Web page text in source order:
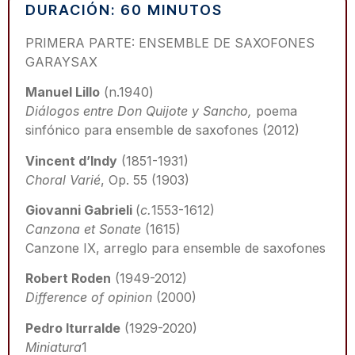
DURACIÓN: 60 MINUTOS
PRIMERA PARTE: ENSEMBLE DE SAXOFONES
GARAYSAX
Manuel Lillo (n.1940)
Diálogos entre Don Quijote y Sancho, poema
sinfónico para ensemble de saxofones (2012)
Vincent d’Indy (1851-1931)
Choral Varié, Op. 55 (1903)
Giovanni Gabrieli (c.1553-1612)
Canzona et Sonate (1615)
Canzone IX, arreglo para ensemble de saxofones
Robert Roden (1949-2012)
Difference of opinion (2000)
Pedro Iturralde (1929-2020)
Miniatura1